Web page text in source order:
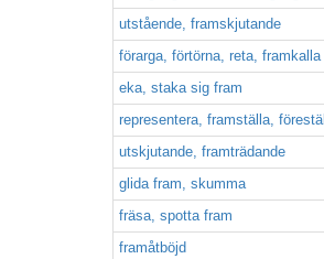
utstående, framskjutande
förarga, förtörna, reta, framkalla
eka, staka sig fram
representera, framställa,
utskjutande, framträdande
glida fram, skumma
fräsa, spotta fram
framåtböjd